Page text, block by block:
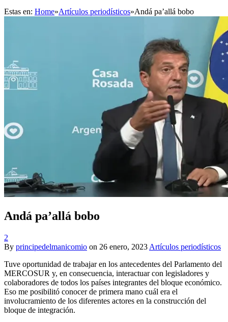
Estas en: Home»Artículos periodísticos»Andá pa’allá bobo
Andá pa’allá bobo
2
By principedelmanicomio on 26 enero, 2023 Artículos periodísticos
Tuve oportunidad de trabajar en los antecedentes del Parlamento del
MERCOSUR y, en consecuencia, interactuar con legisladores y
colaboradores de todos los países integrantes del bloque económico.
Eso me posibilitó conocer de primera mano cuál era el
involucramiento de los diferentes actores en la construcción del
bloque de integración.